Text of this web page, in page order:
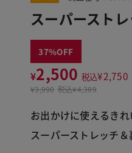
スーパースト
37
¥2,500 税込¥2,750
¥3,990 税込¥4,389
お出かけに使えるきれ
スーパーストレッチ＆